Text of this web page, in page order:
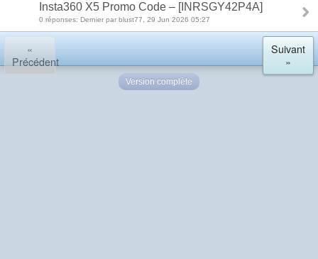
Insta360 X5 Promo Code – [INRSGY42P4A]
0 réponses: Dernier par blust77, 29 Jun 2026 05:27
«
Précédent
Suivant
»
Version complète